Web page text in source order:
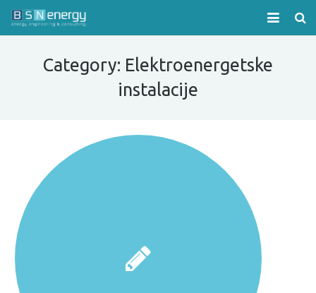
Reference
Download
Kontakt
Category: Elektroenergetske
instalacije